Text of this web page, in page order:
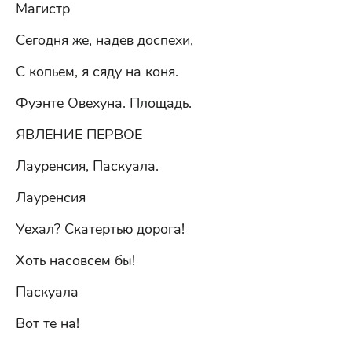
Магистр
Сегодня же, надев доспехи,
С копьем, я сяду на коня.
Фуэнте Овехуна. Площадь.
ЯВЛЕНИЕ ПЕРВОЕ
Лауренсия, Паскуала.
Лауренсия
Уехал? Скатертью дорога!
Хоть насовсем бы!
Паскуала
Вот те на!